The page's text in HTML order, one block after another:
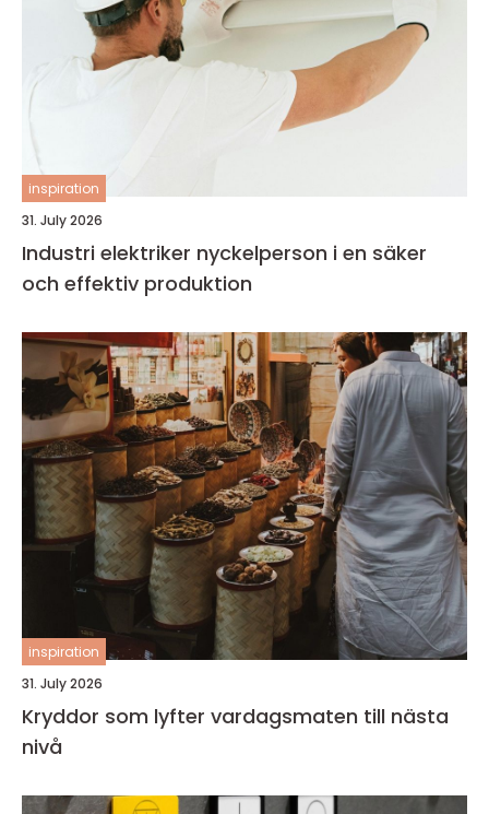
inspiration
31. July 2026
Industri elektriker nyckelperson i en säker
och effektiv produktion
inspiration
31. July 2026
Kryddor som lyfter vardagsmaten till nästa
nivå